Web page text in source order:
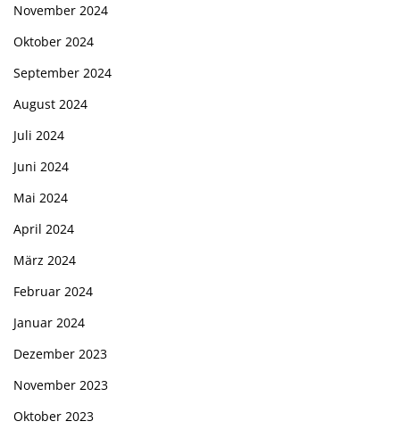
November 2024
Oktober 2024
September 2024
August 2024
Juli 2024
Juni 2024
Mai 2024
April 2024
März 2024
Februar 2024
Januar 2024
Dezember 2023
November 2023
Oktober 2023